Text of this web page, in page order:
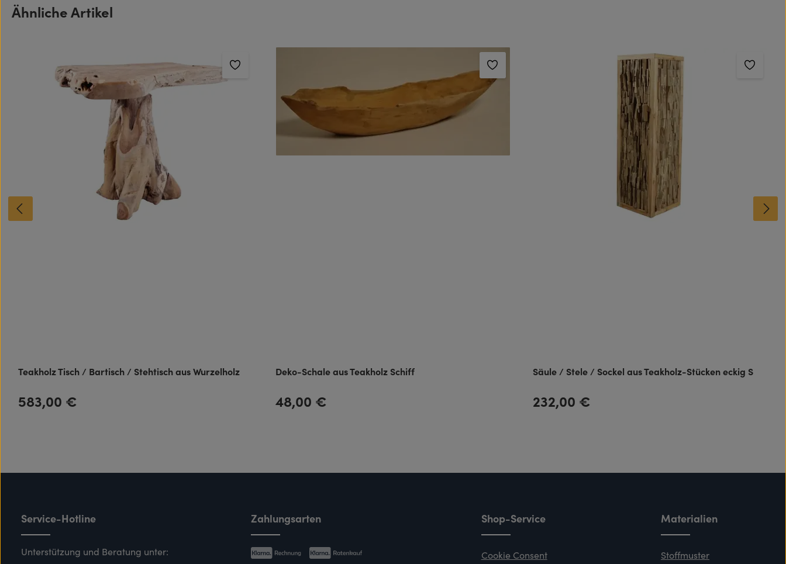
Produktgalerie überspringen
Ähnliche Artikel
Teakholz Tisch / Bartisch / Stehtisch aus Wurzelholz
Regulärer Preis:
583,00 €
Deko-Schale aus Teakholz Schiff
Regulärer Preis:
48,00 €
Säule / Stele / Sockel aus Teakholz-Stücken eckig S
Regulärer Preis:
232,00 €
Service-Hotline
Unterstützung und Beratung unter:
Zahlungsarten Shop-Service
Cookie Consent
Materialien
Stoffmuster